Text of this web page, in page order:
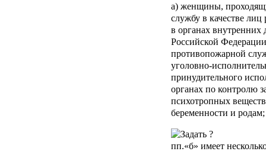
а) женщины,
службу в качестве лиц
в органах внутренних
Российской
противопожарной
уголовно-
принудительного
органах по контролю
психотропных
беременности и родам;
пп.«б» имеет